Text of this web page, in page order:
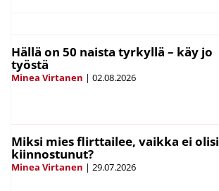
Hällä on 50 naista tyrkyllä – käy jo
työstä
Minea Virtanen | 02.08.2026
Miksi mies flirttailee, vaikka ei olisi
kiinnostunut?
Minea Virtanen | 29.07.2026